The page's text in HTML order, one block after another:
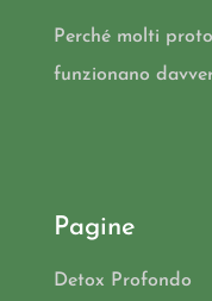
Perché molti
funzionano
Pagine
Detox Profondo